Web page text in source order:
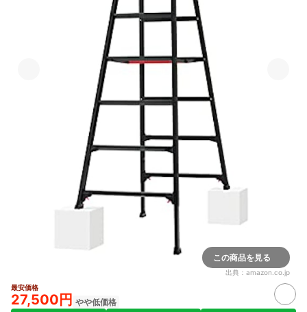
この商品を見る
出典： amazon.co.jp
最安価格
27,500円 やや低価格